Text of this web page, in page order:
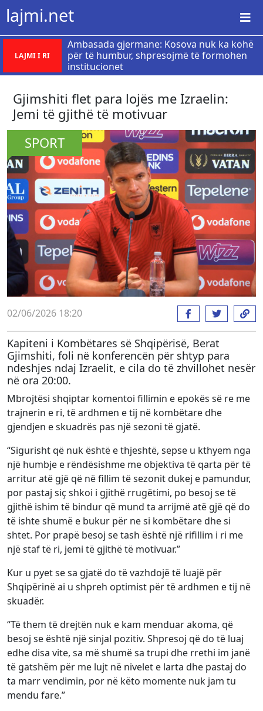
lajmi.net
LAJMI I RI
Ambasada gjermane: Kosova nuk ka kohë
për të humbur, shpresojmë të formohen
institucionet
Gjimshiti flet para lojës me Izraelin:
Jemi të gjithë të motivuar
SPORT
02/06/2026 18:20
Kapiteni i Kombëtares së Shqipërisë, Berat
Gjimshiti, foli në konferencën për shtyp para
ndeshjes ndaj Izraelit, e cila do të zhvillohet nesër
në ora 20:00.
Mbrojtësi shqiptar komentoi fillimin e epokës së re me
trajnerin e ri, të ardhmen e tij në kombëtare dhe
gjendjen e skuadrës pas një sezoni të gjatë.
“Sigurisht që nuk është e thjeshtë, sepse u kthyem nga
një humbje e rëndësishme me objektiva të qarta për të
arritur atë gjë që në fillim të sezonit dukej e pamundur,
por pastaj siç shkoi i gjithë rrugëtimi, po besoj se të
gjithë ishim të bindur që mund ta arrijmë atë gjë që do
të ishte shumë e bukur për ne si kombëtare dhe si
shtet. Por prapë besoj se tash është një rifillim i ri me
një staf të ri, jemi të gjithë të motivuar.”
Kur u pyet se sa gjatë do të vazhdojë të luajë për
Shqipërinë ai u shpreh optimist për të ardhmen e tij në
skuadër.
“Të them të drejtën nuk e kam menduar akoma, që
besoj se është një sinjal pozitiv. Shpresoj që do të luaj
edhe disa vite, sa më shumë sa trupi dhe rrethi im janë
të gatshëm për me lujt në nivelet e larta dhe pastaj do
ta marr vendimin, por në këto momente nuk jam tu
mendu fare.”